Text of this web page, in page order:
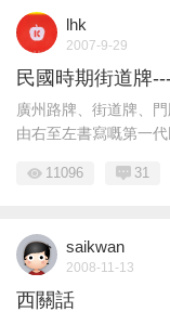
lhk
2007-9-29
民國時期街道牌
廣州路牌、街道牌、
由右至左書寫嘅第一代
11096 31
saikwan
2008-11-13
西關話